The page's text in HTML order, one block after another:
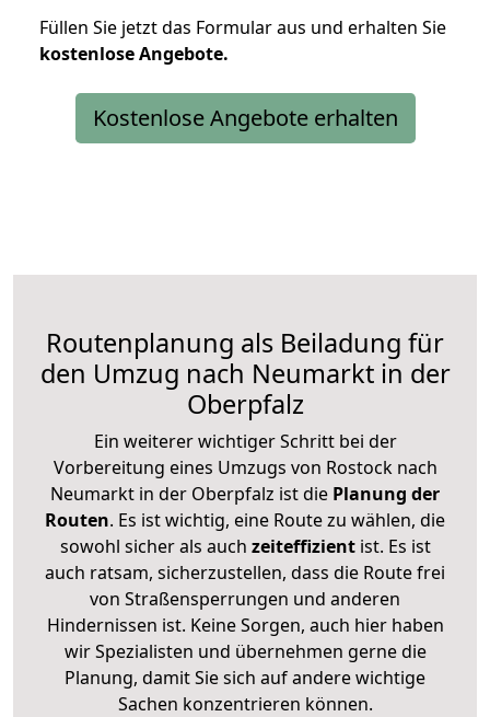
Füllen Sie jetzt das Formular aus und erhalten Sie
kostenloseAngebote.
Kostenlose Angebote erhalten
Routenplanung als Beiladung für
den Umzug nach Neumarkt in der
Oberpfalz
Ein weiterer wichtiger Schritt bei der
Vorbereitung eines Umzugs von Rostock nach
Neumarkt in der Oberpfalz ist die Planung der
Routen. Es ist wichtig, eine Route zu wählen, die
sowohl sicher als auch zeiteffizientist. Es ist
auch ratsam, sicherzustellen, dass die Route frei
von Straßensperrungen und anderen
Hindernissen ist. Keine Sorgen, auch hier haben
wir Spezialisten und übernehmen gerne die
Planung, damit Sie sich auf andere wichtige
Sachen konzentrieren können.